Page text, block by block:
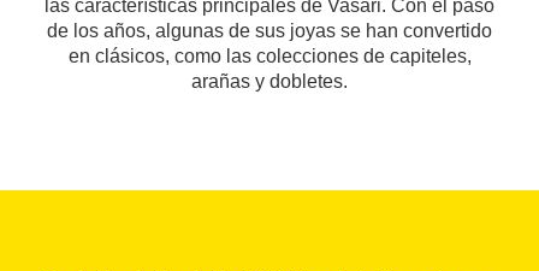
las características principales de Vasari. Con el paso
de los años, algunas de sus joyas se han convertido
en clásicos, como las colecciones de capiteles,
arañas y dobletes.